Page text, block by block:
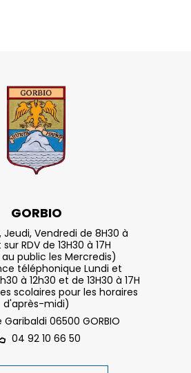
GORBIO
Jeudi, Vendredi de 8H30 à
RDV de 13H30 à 17H
public les Mercredis)
téléphonique Lundi et
à 12h30 et de 13H30 à 17H
scolaires pour les horaires
d'après-midi)
Garibaldi 06500 GORBIO
04 92 10 66 50